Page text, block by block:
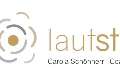
Carola Schönherr |